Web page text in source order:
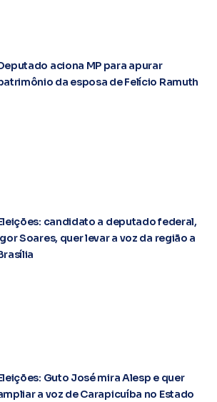
aciona MP para apurar
da esposa de Felício Ramuth
candidato a deputado federal,
Soares, quer levar a voz da região a
Guto José mira Alesp e quer
a voz de Carapicuíba no Estado